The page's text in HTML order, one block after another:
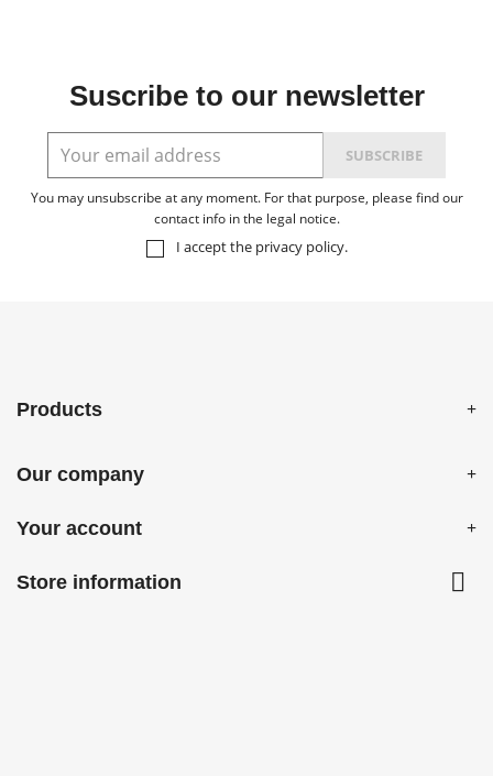
Suscribe to our newsletter
You may unsubscribe at any moment. For that purpose, please find our
contact info in the legal notice.
I accept the privacy policy.
Products
Our company
Your account
Store information 